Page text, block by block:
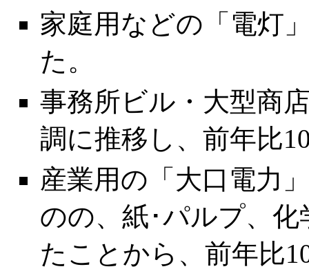
家庭用などの「電灯
た。
事務所ビル・大型商
調に推移し、前年比
産業用の「大口電力
のの、紙･パルプ、
たことから、前年比